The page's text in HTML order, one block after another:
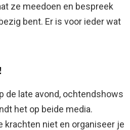
ze meedoen en bespreek
bent. Er is voor ieder wat
de late avond, ochtendshows
het op beide media.
krachten niet en organiseer je